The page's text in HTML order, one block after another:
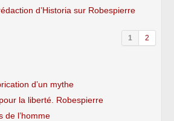
d’Historia sur Robespierre
1 2
d’un mythe
la liberté. Robespierre
de l’homme